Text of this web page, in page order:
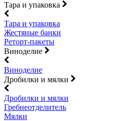
Тара и упаковка
Тара и упаковка
Жестяные банки
Реторт-пакеты
Виноделие
Виноделие
Дробилки и мялки
Дробилки и мялки
Гребнеотделитель
Мялки